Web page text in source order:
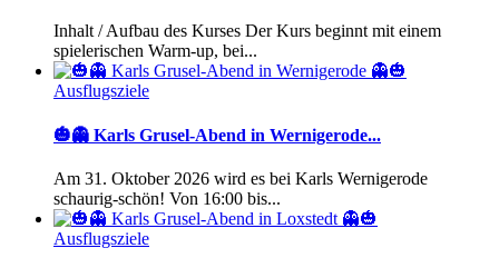
Inhalt / Aufbau des Kurses Der Kurs beginnt mit einem
spielerischen Warm-up, bei...
Ausflugsziele
🎃👻 Karls Grusel-Abend in Wernigerode...
Am 31. Oktober 2026 wird es bei Karls Wernigerode
schaurig-schön! Von 16:00 bis...
Ausflugsziele